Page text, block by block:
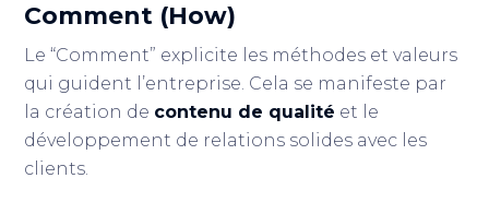
Comment (How)
Le “Comment” explicite les méthodes et valeurs
qui guident l’entreprise. Cela se manifeste par
la création de contenu de qualité et le
développement de relations solides avec les
clients.